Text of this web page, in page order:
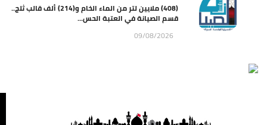
(408) ملايين لتر من الماء الخام و(214) ألف قالب ثلج..
قسم الصيانة في العتبة الحس...
09/08/2026